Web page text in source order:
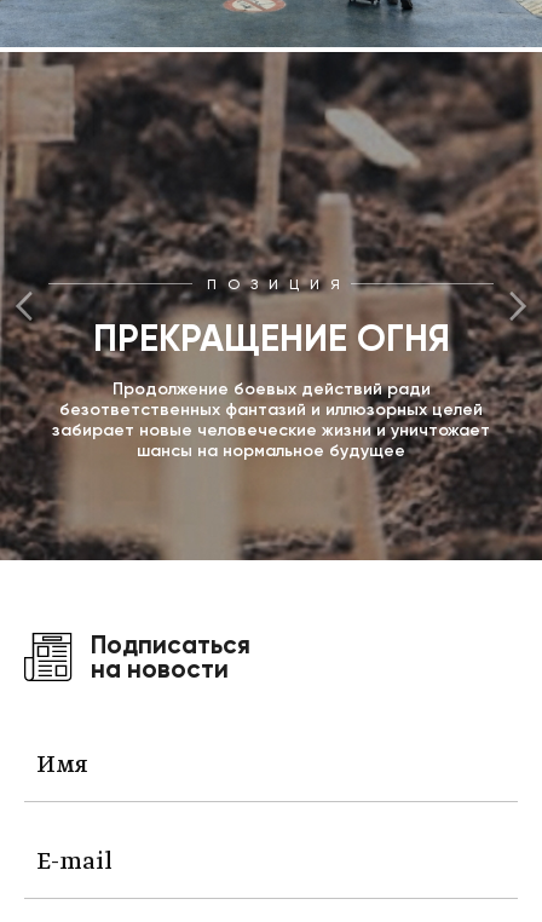
ПОЗИЦИЯ
ПРЕКРАЩЕНИЕ ОГНЯ
Продолжение боевых действий ради
безответственных фантазий и иллюзорных целей
забирает новые человеческие жизни и уничтожает
шансы на нормальное будущее
Подписаться
на новости